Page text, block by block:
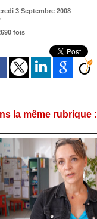
3 Septembre 2008
fois
la même rubrique :